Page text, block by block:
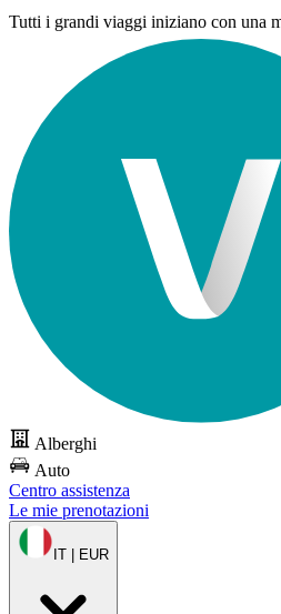
Tutti i grandi viaggi iniziano con una
Alberghi
Auto
Centro assistenza
Le mie prenotazioni
IT | EUR